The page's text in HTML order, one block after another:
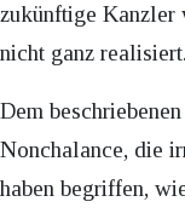
zukünftige Kanzler
nicht ganz realisiert.
Dem
Nonchalance, die
haben begriffen,